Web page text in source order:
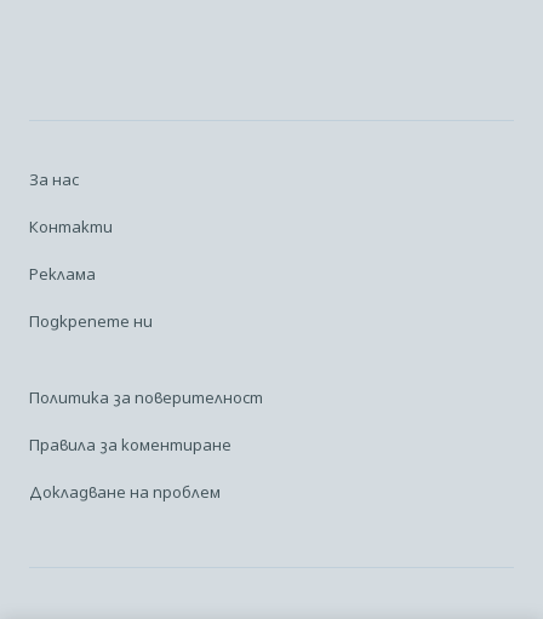
За нас
Контакти
Реклама
Подкрепете ни
Политика за поверителност
Правила за коментиране
Докладване на проблем